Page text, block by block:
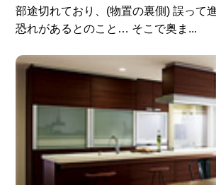
部途切れており、(物置の裏側) 誤って
恐れがあるとのこと… そこで奥ま...